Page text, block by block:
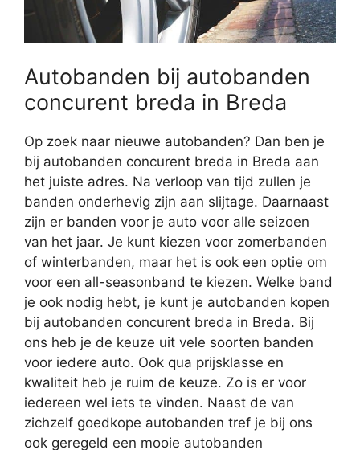
Autobanden bij autobanden
concurent breda in Breda
Op zoek naar nieuwe autobanden? Dan ben je
bij autobanden concurent breda in Breda aan
het juiste adres. Na verloop van tijd zullen je
banden onderhevig zijn aan slijtage. Daarnaast
zijn er banden voor je auto voor alle seizoen
van het jaar. Je kunt kiezen voor zomerbanden
of winterbanden, maar het is ook een optie om
voor een all-seasonband te kiezen. Welke band
je ook nodig hebt, je kunt je autobanden kopen
bij autobanden concurent breda in Breda. Bij
ons heb je de keuze uit vele soorten banden
voor iedere auto. Ook qua prijsklasse en
kwaliteit heb je ruim de keuze. Zo is er voor
iedereen wel iets te vinden. Naast de van
zichzelf goedkope autobanden tref je bij ons
ook geregeld een mooie autobanden